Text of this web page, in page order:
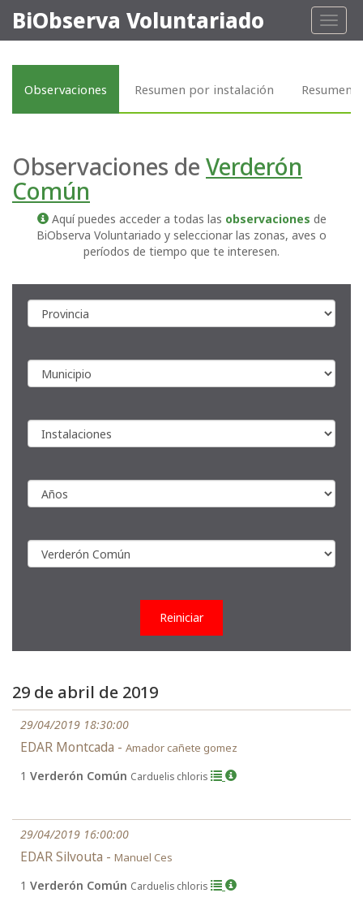
Toggle
BiObserva Voluntariado
Observaciones Resumen por instalación Resumen
Observaciones de Verderón
Común
Aquí puedes acceder a todas las observaciones de
BiObserva Voluntariado y seleccionar las zonas, aves o
períodos de tiempo que te interesen.
Reiniciar
29 de abril de 2019
29/04/2019 18:30:00
EDAR Montcada - Amador cañete gomez
1 Verderón Común Carduelis chloris
29/04/2019 16:00:00
EDAR Silvouta - Manuel Ces
1 Verderón Común Carduelis chloris